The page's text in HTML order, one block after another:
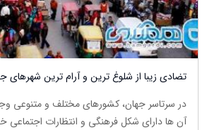
تضادی زیبا از شلوغ ترین و آرام ترین شهرهای
در سرتاسر جهان، کشورهای مختلف و متنوعی
آن ها دارای شکل فرهنگی و انتظارات